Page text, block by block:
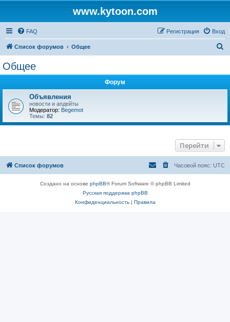
www.kytoon.com
FAQ Вход
Регистрация
Список форумов Общее
Общее
Форум
Объявления
новости и апдейты
Модератор: Begemot
Темы: 82
Перейти
Список форумов Часовой пояс: UTC
Создано на основе phpBB® Forum Software © phpBB Limited
Русская поддержка phpBB
Конфиденциальность| Правила